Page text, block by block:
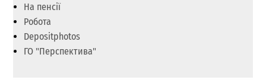
На пенсії
Робота
Depositphotos
ГО "Перспектива"